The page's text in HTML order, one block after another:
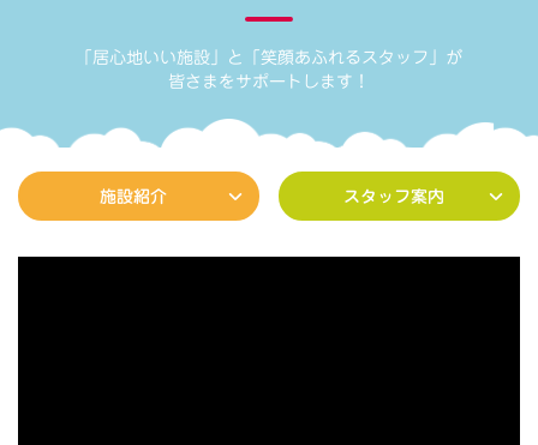
「居心地いい施設」と「笑顔あふれるスタッフ」が
皆さまをサポートします！
施設紹介 スタッフ案内